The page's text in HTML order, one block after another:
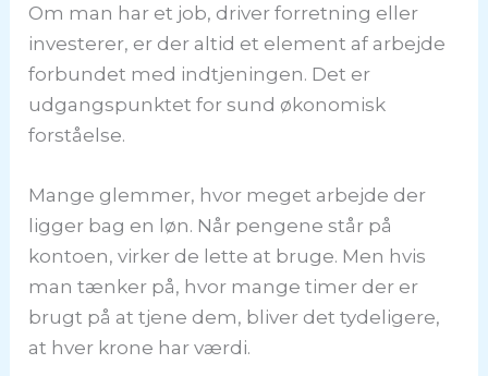
Om man har et job, driver forretning eller
investerer, er der altid et element af arbejde
forbundet med indtjeningen. Det er
udgangspunktet for sund økonomisk
forståelse.
Mange glemmer, hvor meget arbejde der
ligger bag en løn. Når pengene står på
kontoen, virker de lette at bruge. Men hvis
man tænker på, hvor mange timer der er
brugt på at tjene dem, bliver det tydeligere,
at hver krone har værdi.